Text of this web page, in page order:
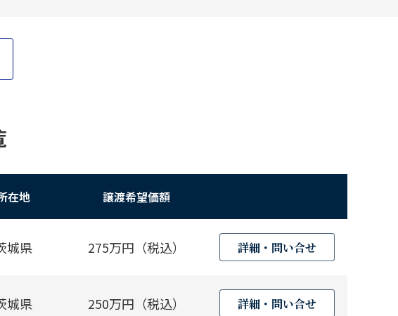
在地 譲渡希望価額
城県 275万円（税込） 詳細・問い合せ
城県 250万円（税込） 詳細・問い合せ